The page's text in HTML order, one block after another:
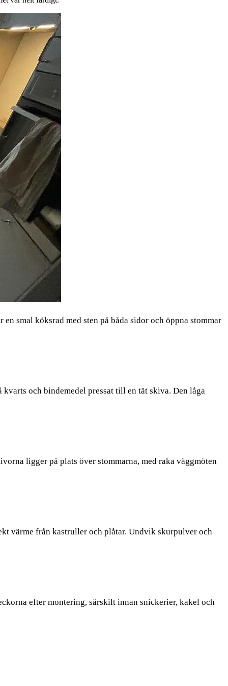
smal köksrad med sten på båda sidor och öppna stommar
och bindemedel pressat till en tät skiva. Den låga
ligger på plats över stommarna, med raka väggmöten
värme från kastruller och plåtar. Undvik skurpulver och
efter montering, särskilt innan snickerier, kakel och